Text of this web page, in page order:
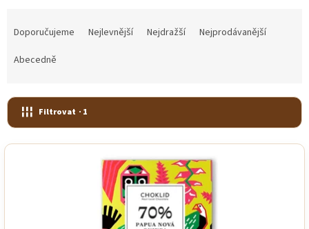
p
r
d
Doporučujeme Nejlevnější Nejdražší
Nejprodávanější
Abecedně
Filtrovat · 1
V